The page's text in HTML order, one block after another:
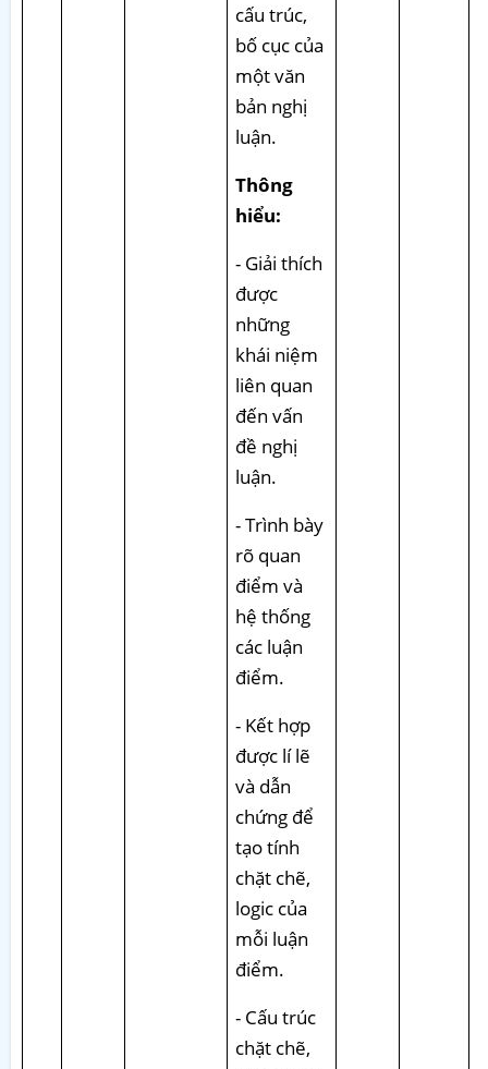
cấu trúc,
bố cục của
một văn
bản nghị
luận.
Thông
hiểu:
- Giải thích
được
những
khái niệm
liên quan
đến vấn
đề nghị
luận.
- Trình bày
rõ quan
điểm và
hệ thống
các luận
điểm.
- Kết hợp
được lí lẽ
và dẫn
chứng để
tạo tính
chặt chẽ,
logic của
mỗi luận
điểm.
- Cấu trúc
chặt chẽ,